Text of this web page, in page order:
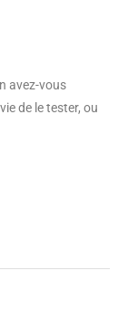
avez-vous
de le tester, ou